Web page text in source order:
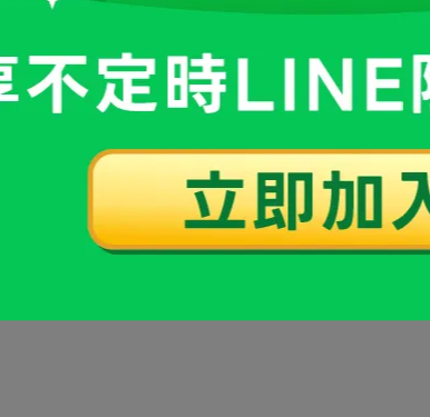
全
多研究追蹤，證明它即使長期食用都是安全的。